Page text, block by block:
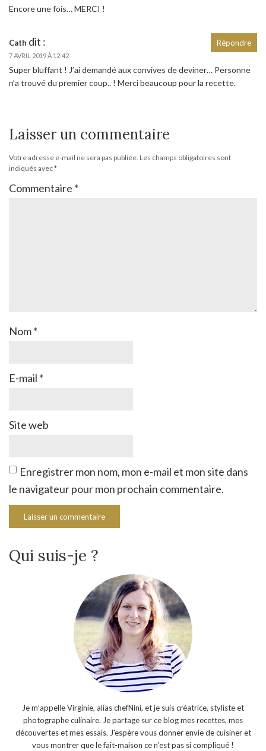
Encore une fois… MERCI !
Cath dit :
7 AVRIL 2019 À 12:42
Super bluffant ! J’ai demandé aux convives de deviner… Personne
n’a trouvé du premier coup.. ! Merci beaucoup pour la recette.
Répondre
Laisser un commentaire
Votre adresse e-mail ne sera pas publiée. Les champs obligatoires sont
indiqués avec*
Commentaire *
Nom*
E-mail *
Site web
Enregistrer mon nom, mon e-mail et mon site dans
le navigateur pour mon prochain commentaire.
Qui suis-je ?
Je m’appelle Virginie, alias chefNini, et je suis créatrice, styliste et
photographe culinaire. Je partage sur ce blog mes recettes, mes
découvertes et mes essais. J'espère vous donner envie de cuisiner et
vous montrer que le fait-maison ce n'est pas si compliqué !